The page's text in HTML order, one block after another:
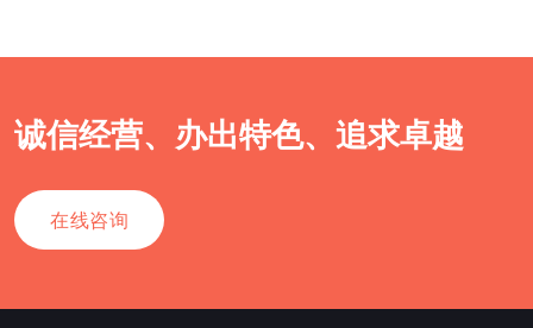
诚信经营、办出特色、追求卓越
在线咨询